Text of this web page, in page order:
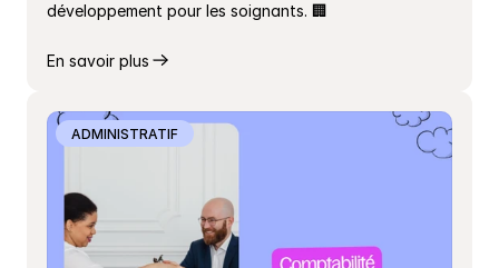
développement pour les soignants. 🏢
En savoir plus
ADMINISTRATIF